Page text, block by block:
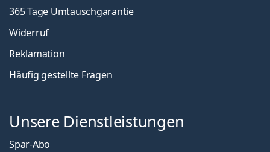
365 Tage Umtauschgarantie
Widerruf
Reklamation
Häufig gestellte Fragen
Unsere Dienstleistungen
Spar-Abo